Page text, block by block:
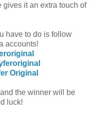
gives it an extra touch of
have to do is follow
accounts!
Original
the winner will be
luck!